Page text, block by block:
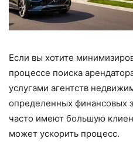
Если вы хотите
процессе поиска
услугами агентств
определенных финансовых
часто имеют большую
может ускорить процесс.